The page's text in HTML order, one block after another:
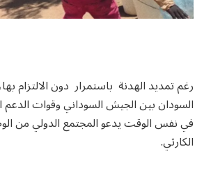
رغم تمديد الهدنة باستمرار دون الالتزام
السودان بين الجيش السوداني وقوات الدعم
في نفس الوقت يدعو المجتمع الدولي من
الكارثي.